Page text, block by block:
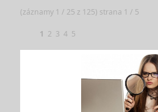
(záznamy 1 / 25 z 125) strana 1 / 5
1 2 3 4 5